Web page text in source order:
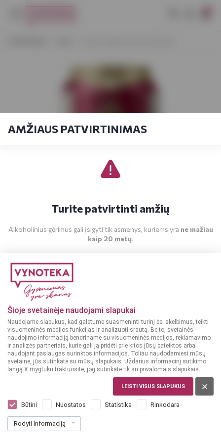
Šioje svetainėje naudojami slapukai
Naudojame slapukus, kad galėtume suasmeninti turinį bei skelbimus, teikti
visuomeninės medijos funkcijas ir analizuoti srautą. Be to, svetainės
naudojimo informaciją bendriname su visuomeninės medijos, reklamavimo
ir analizės partneriais, kurie gali ją pridėti prie kitos jūsų pateiktos arba
naudojant paslaugas surinktos informacijos. Toliau naudodamiesi mūsų
svetaine, jūs sutinkate su mūsų slapukais. Uždarius informacinį sutikimo
langą X mygtuku traktuosite, jog sutinkate tik su privalomais slapukais.
LEISTI VISUS SLAPUKUS
Būtini Nuostatos Statistika Rinkodara
Rodyti informaciją
AMŽIAUS PATVIRTINIMAS
Turite patvirtinti amžių
Alkoholinius gėrimus gali įsigyti tik asmenys, kuriems yra ne mažiau
kaip 20 metų.
Volfas Engelman Kriek 0,568 l
Dar nėra balsų, galite įvertinti
185€ 3.26 € / L